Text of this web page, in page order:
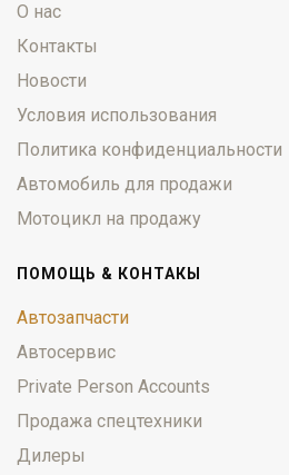
О нас
Контакты
Новости
Условия использования
Политика конфиденциальности
Автомобиль для продажи
Мотоцикл на продажу
ПОМОЩЬ & КОНТАКЫ
Автозапчасти
Автосервис
Private Person Accounts
Продажа спецтехники
Дилеры